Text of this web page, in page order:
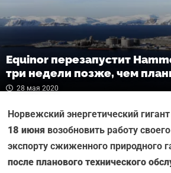
Equinor перезапустит
три недели позже, чем
28 мая 2020
Норвежский энергетический
18 июня возобновить работу
экспорту сжиженного природного
после планового технического